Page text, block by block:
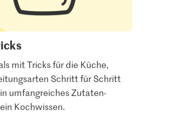
mit Tricks für die Küche,
Schritt für Schritt
umfangreiches Zutaten-
Kochwissen.